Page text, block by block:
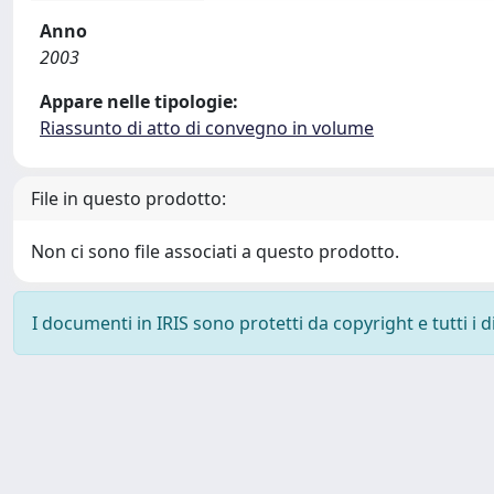
Anno
2003
Appare nelle tipologie:
Riassunto di atto di convegno in volume
File in questo prodotto:
Non ci sono file associati a questo prodotto.
I documenti in IRIS sono protetti da copyright e tutti i